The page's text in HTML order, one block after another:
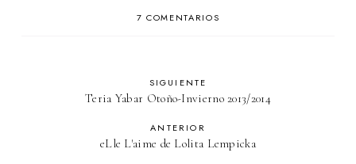
7 COMENTARIOS
SIGUIENTE
Teria Yabar Otoño-Invierno 2013/2014
ANTERIOR
eLle L'aime de Lolita Lempicka